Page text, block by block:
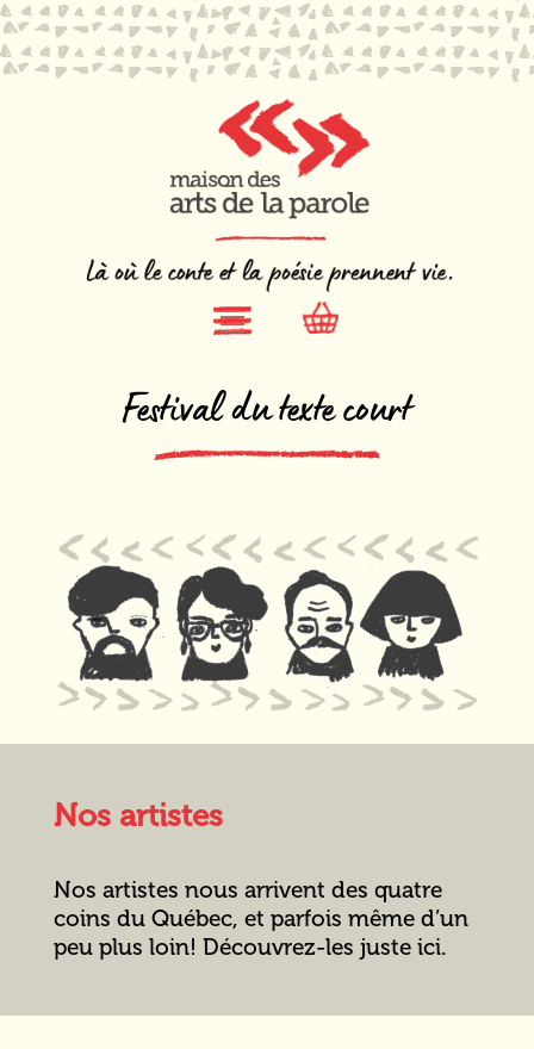
Festival du texte court
Nos artistes
Nos artistes nous arrivent des quatre
coins du Québec, et parfois même d’un
peu plus loin! Découvrez-les juste ici.